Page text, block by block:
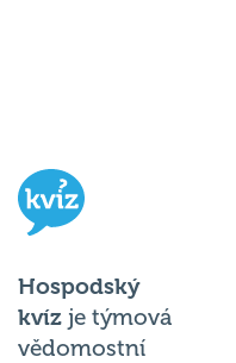
Hospodský
kvíz je týmová
vědomostní